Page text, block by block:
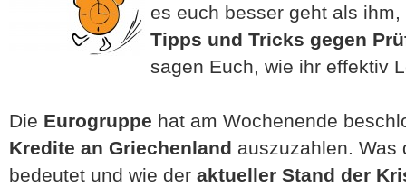
es euch besser geht als
Tipps und Tricks gegen
sagen Euch, wie ihr effektiv
Die Eurogruppe hat am Wochenende
Kredite an Griechenland auszuzahlen. Was
bedeutet und wie der aktueller Stand der